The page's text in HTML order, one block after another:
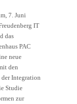
7. Juni
IT
das
PAC
neue
den
der Integration
Studie
zur